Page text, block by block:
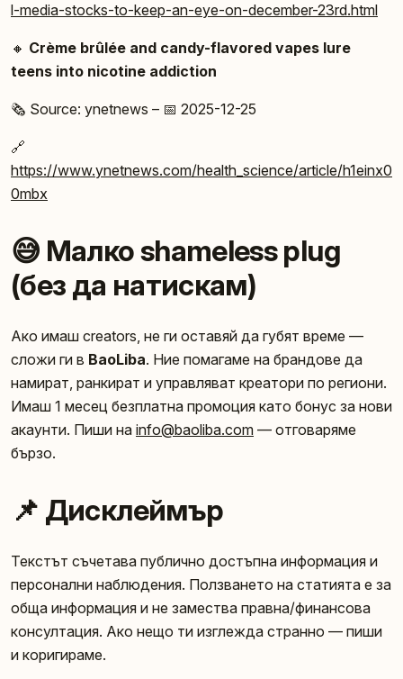
l-media-stocks-to-keep-an-eye-on-december-23rd.html
🔸 Crème brûlée and candy-flavored vapes lure
teens into nicotine addiction
🗞️ Source: ynetnews – 📅 2025-12-25
🔗
https://www.ynetnews.com/health_science/article/h1einx0
0mbx
😅 Малко shameless plug
(без да натискам)
Ако имаш creators, не ги оставяй да губят време —
сложи ги в BaoLiba. Ние помагаме на брандове да
намират, ранкират и управляват креатори по региони.
Имаш 1 месец безплатна промоция като бонус за нови
акаунти. Пиши на info@baoliba.com — отговаряме
бързо.
📌 Дисклеймър
Текстът съчетава публично достъпна информация и
персонални наблюдения. Ползването на статията е за
обща информация и не замества правна/финансова
консултация. Ако нещо ти изглежда странно — пиши
и коригираме.